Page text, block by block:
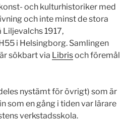
och kulturhistoriker med
och inte minst de stora
1917,
i Helsingborg. Samlingen
sökbart via Librisoch föremål
nystämt för övrigt) som är
som en gång i tiden var lärare
verkstadsskola.